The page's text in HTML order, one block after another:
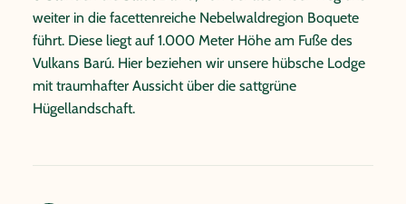
weiter in die facettenreiche Nebelwaldregion Boquete
führt. Diese liegt auf 1.000 Meter Höhe am Fuße des
Vulkans Barú. Hier beziehen wir unsere hübsche Lodge
mit traumhafter Aussicht über die sattgrüne
Hügellandschaft.